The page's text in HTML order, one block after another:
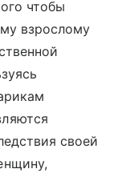
чтобы
взрослому
своей